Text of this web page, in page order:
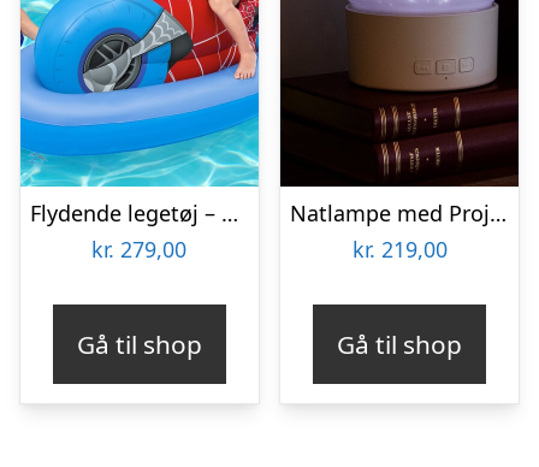
Flydende legetøj – Bestway Spiderman Ride-On
kr. 279,00
Gå til shop
Natlampe med Projektoreffekt og Højttaler
kr. 219,00
Gå til shop